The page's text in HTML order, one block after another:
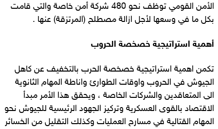
الأمن القومي توظف نحو 480 شركة أمن خاصة والتي قامت
بكل ما في وسعها لأجل ازالة مصطلح (المرتزقة) عنها .
أهمية استراتيجية خصخصة الحروب
تكمن اهمية استراتيجية خصخصة الحرب بالتخفيف عن كاهل
الجيوش في الحروب واوقات الطوارئ واناطة المهام الثانوية
الى المتعاقدين والشركات الخاصة ، ويحقق هذا الأمر مبدأ
الاقتصاد بالقوى العسكرية وتركيز الجهود الرئيسية للجيوش نحو
المهام القتالية في مسارح العمليات وكذلك التقليل من الخسائر